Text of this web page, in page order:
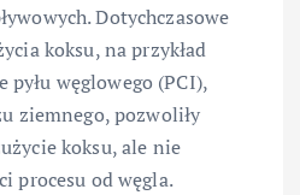
Dotychczasowe
koksu, na przykład
węglowego (PCI),
ziemnego, pozwoliły
koksu, ale nie
procesu od węgla.